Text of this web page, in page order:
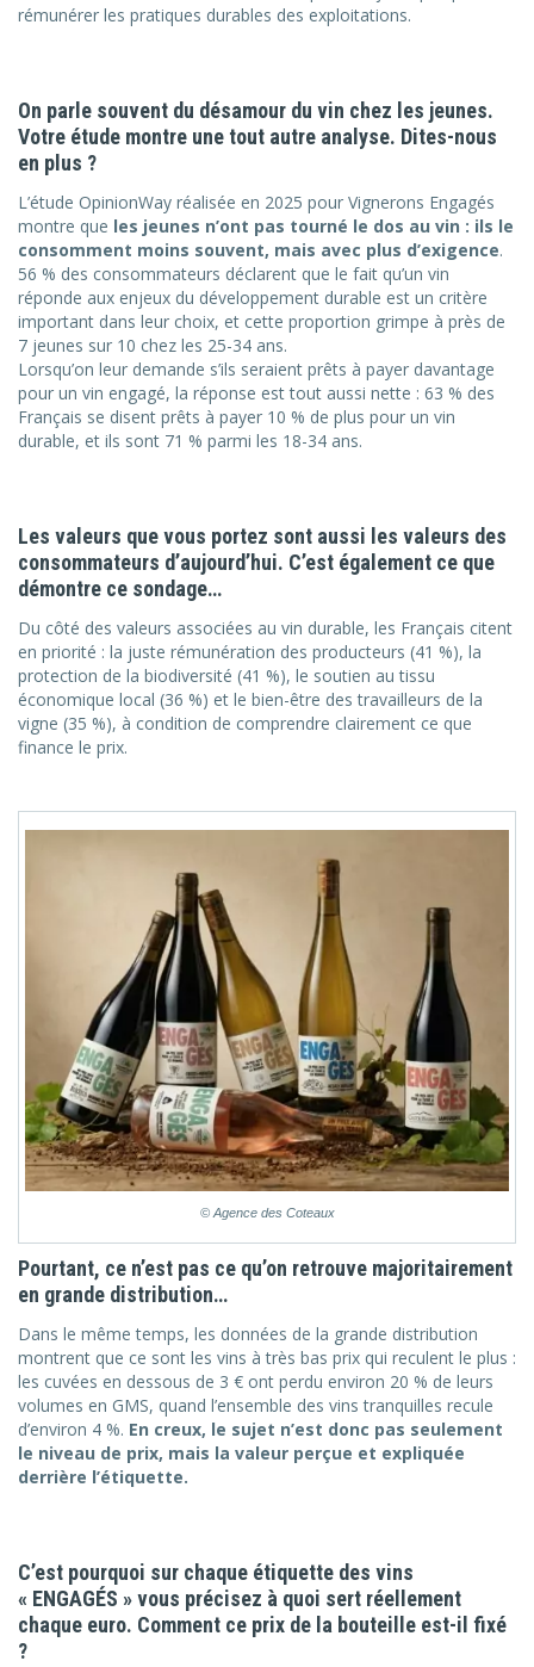
rémunérer les pratiques durables des exploitations.
On parle souvent du désamour du vin chez les jeunes.
Votre étude montre une tout autre analyse. Dites-nous
en plus ?
L’étude OpinionWay réalisée en 2025 pour Vignerons Engagés
montre que les jeunes n’ont pas tourné le dos au vin : ils le
consomment moins souvent, mais avec plus d’exigence.
56 % des consommateurs déclarent que le fait qu’un vin
réponde aux enjeux du développement durable est un critère
important dans leur choix, et cette proportion grimpe à près de
7 jeunes sur 10 chez les 25-34 ans.
Lorsqu’on leur demande s’ils seraient prêts à payer davantage
pour un vin engagé, la réponse est tout aussi nette : 63 % des
Français se disent prêts à payer 10 % de plus pour un vin
durable, et ils sont 71 % parmi les 18-34 ans.
Les valeurs que vous portez sont aussi les valeurs des
consommateurs d’aujourd’hui. C’est également ce que
démontre ce sondage…
Du côté des valeurs associées au vin durable, les Français citent
en priorité : la juste rémunération des producteurs (41 %), la
protection de la biodiversité (41 %), le soutien au tissu
économique local (36 %) et le bien-être des travailleurs de la
vigne (35 %), à condition de comprendre clairement ce que
finance le prix.
© Agence des Coteaux
Pourtant, ce n’est pas ce qu’on retrouve majoritairement
en grande distribution…
Dans le même temps, les données de la grande distribution
montrent que ce sont les vins à très bas prix qui reculent le plus :
les cuvées en dessous de 3 € ont perdu environ 20 % de leurs
volumes en GMS, quand l’ensemble des vins tranquilles recule
d’environ 4 %. En creux, le sujet n’est donc pas seulement
le niveau de prix, mais la valeur perçue et expliquée
derrière l’étiquette.
C’est pourquoi sur chaque étiquette des vins
« ENGAGÉS » vous précisez à quoi sert réellement
chaque euro. Comment ce prix de la bouteille est-il fixé
?